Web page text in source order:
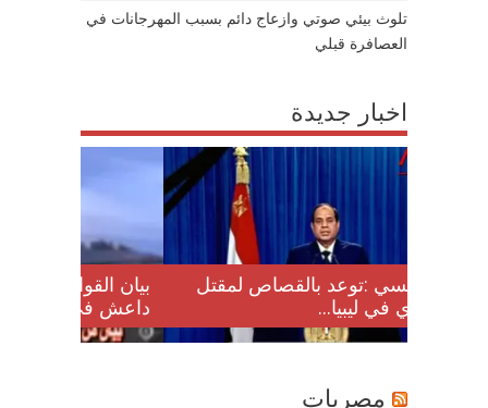
تلوث بيئي صوتي وازعاج دائم بسبب المهرجانات في
العصافرة قبلي
اخبار جديدة
بيان السيسي :توعد بالقصاص لمقتل
21 مصري في ليبيا...
مصريات